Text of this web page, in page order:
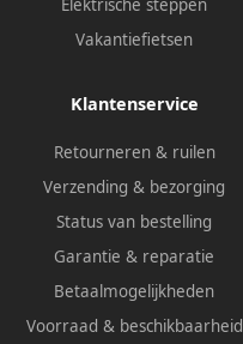
Elektrische steppen
Vakantiefietsen
Klantenservice
Retourneren & ruilen
Verzending & bezorging
Status van bestelling
Garantie & reparatie
Betaalmogelijkheden
Voorraad & beschikbaarheid